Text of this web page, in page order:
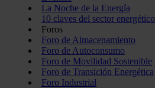
La Noche de la Energía
10 claves del sector energético
Foros
Foro de Almacenamiento
Foro de Autoconsumo
Foro de Movilidad Sostenible
Foro de Transición Energética
Foro Industrial